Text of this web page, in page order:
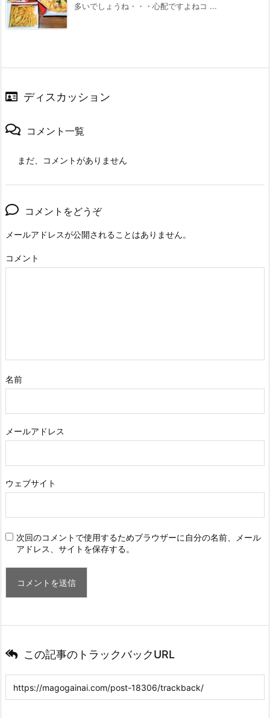
多いでしょうね・・・心配ですよねコ ...
ディスカッション
コメント一覧
まだ、コメントがありません
コメントをどうぞ
メールアドレスが公開されることはありません。
コメント
名前
メールアドレス
ウェブサイト
次回のコメントで使用するためブラウザーに自分の名前、メール
アドレス、サイトを保存する。
この記事のトラックバックURL